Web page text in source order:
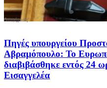
Πηγές υπουργείου
Αβραμόπουλο: Το
διαβιβάσθηκε εντός 24
Εισαγγελέα